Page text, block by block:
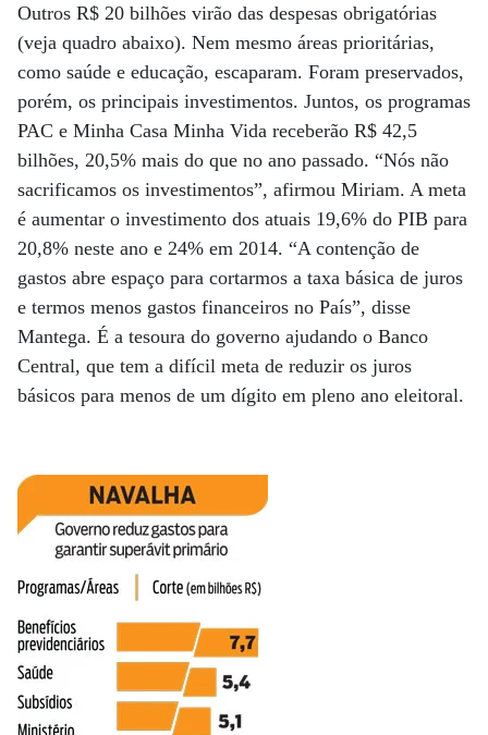
Outros R$ 20 bilhões virão das despesas obrigatórias
(veja quadro abaixo). Nem mesmo áreas prioritárias,
como saúde e educação, escaparam. Foram preservados,
porém, os principais investimentos. Juntos, os programas
PAC e Minha Casa Minha Vida receberão R$ 42,5
bilhões, 20,5% mais do que no ano passado. “Nós não
sacrificamos os investimentos”, afirmou Miriam. A meta
é aumentar o investimento dos atuais 19,6% do PIB para
20,8% neste ano e 24% em 2014. “A contenção de
gastos abre espaço para cortarmos a taxa básica de juros
e termos menos gastos financeiros no País”, disse
Mantega. É a tesoura do governo ajudando o Banco
Central, que tem a difícil meta de reduzir os juros
básicos para menos de um dígito em pleno ano eleitoral.